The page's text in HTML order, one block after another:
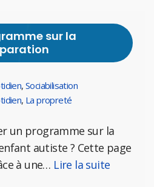
sur la
,Sociabilisation
, La propreté
un programme sur la
autiste ? Cette page
à une… Lire la suite